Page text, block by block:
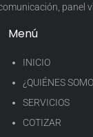
panel
Menú
INICIO
¿QUIÉNES
SERVICIOS
COTIZAR